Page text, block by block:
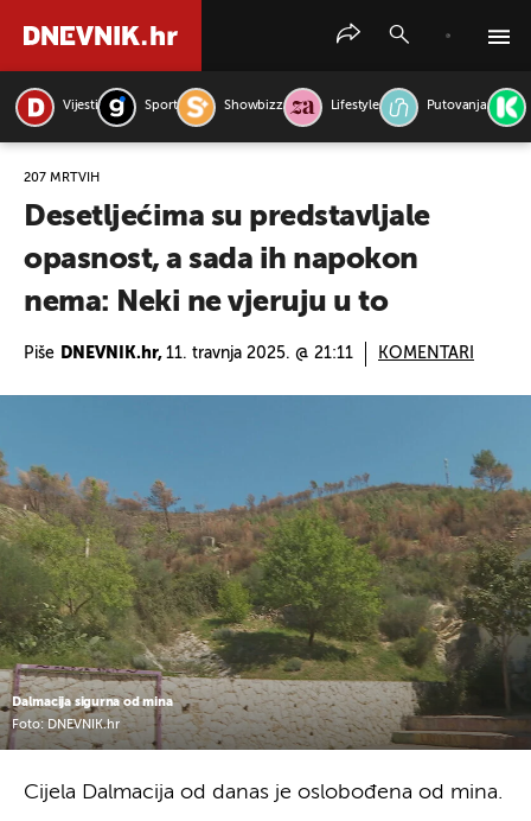
Vijesti Sport Showbizz Lifestyle Putovanja
207 MRTVIH
Desetljećima su predstavljale
opasnost, a sada ih napokon
nema: Neki ne vjeruju u to
Piše DNEVNIK.hr, 11. travnja 2025. @ 21:11 KOMENTARI
Dalmacija sigurna od mina
Foto: DNEVNIK.hr
Cijela Dalmacija od danas je oslobođena od mina.
PRETRAŽITE VIJESTI